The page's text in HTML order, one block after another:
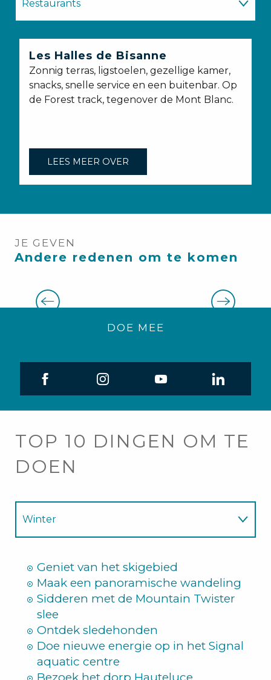
Restaurants
Waar slapen?
Winkels
Les Halles de Bisanne
Zonnig terras, ligstoelen, gezellige kamer,
snacks, snelle service en een buitenbar. Op
de Forest track, tegenover de Mont Blanc.
LEES MEER OVER
JE GEVEN
Andere redenen om te komen
De bergen toegankelijk in de
winter
DOE MEE
TOP 10 DINGEN OM TE
DOEN
Winter
Geniet van het skigebied
Maak een panoramische wandeling
Sidderen met de Mountain Twister
slee
Ontdek sledehonden
Doe nieuwe energie op in het Signal
aquatic centre